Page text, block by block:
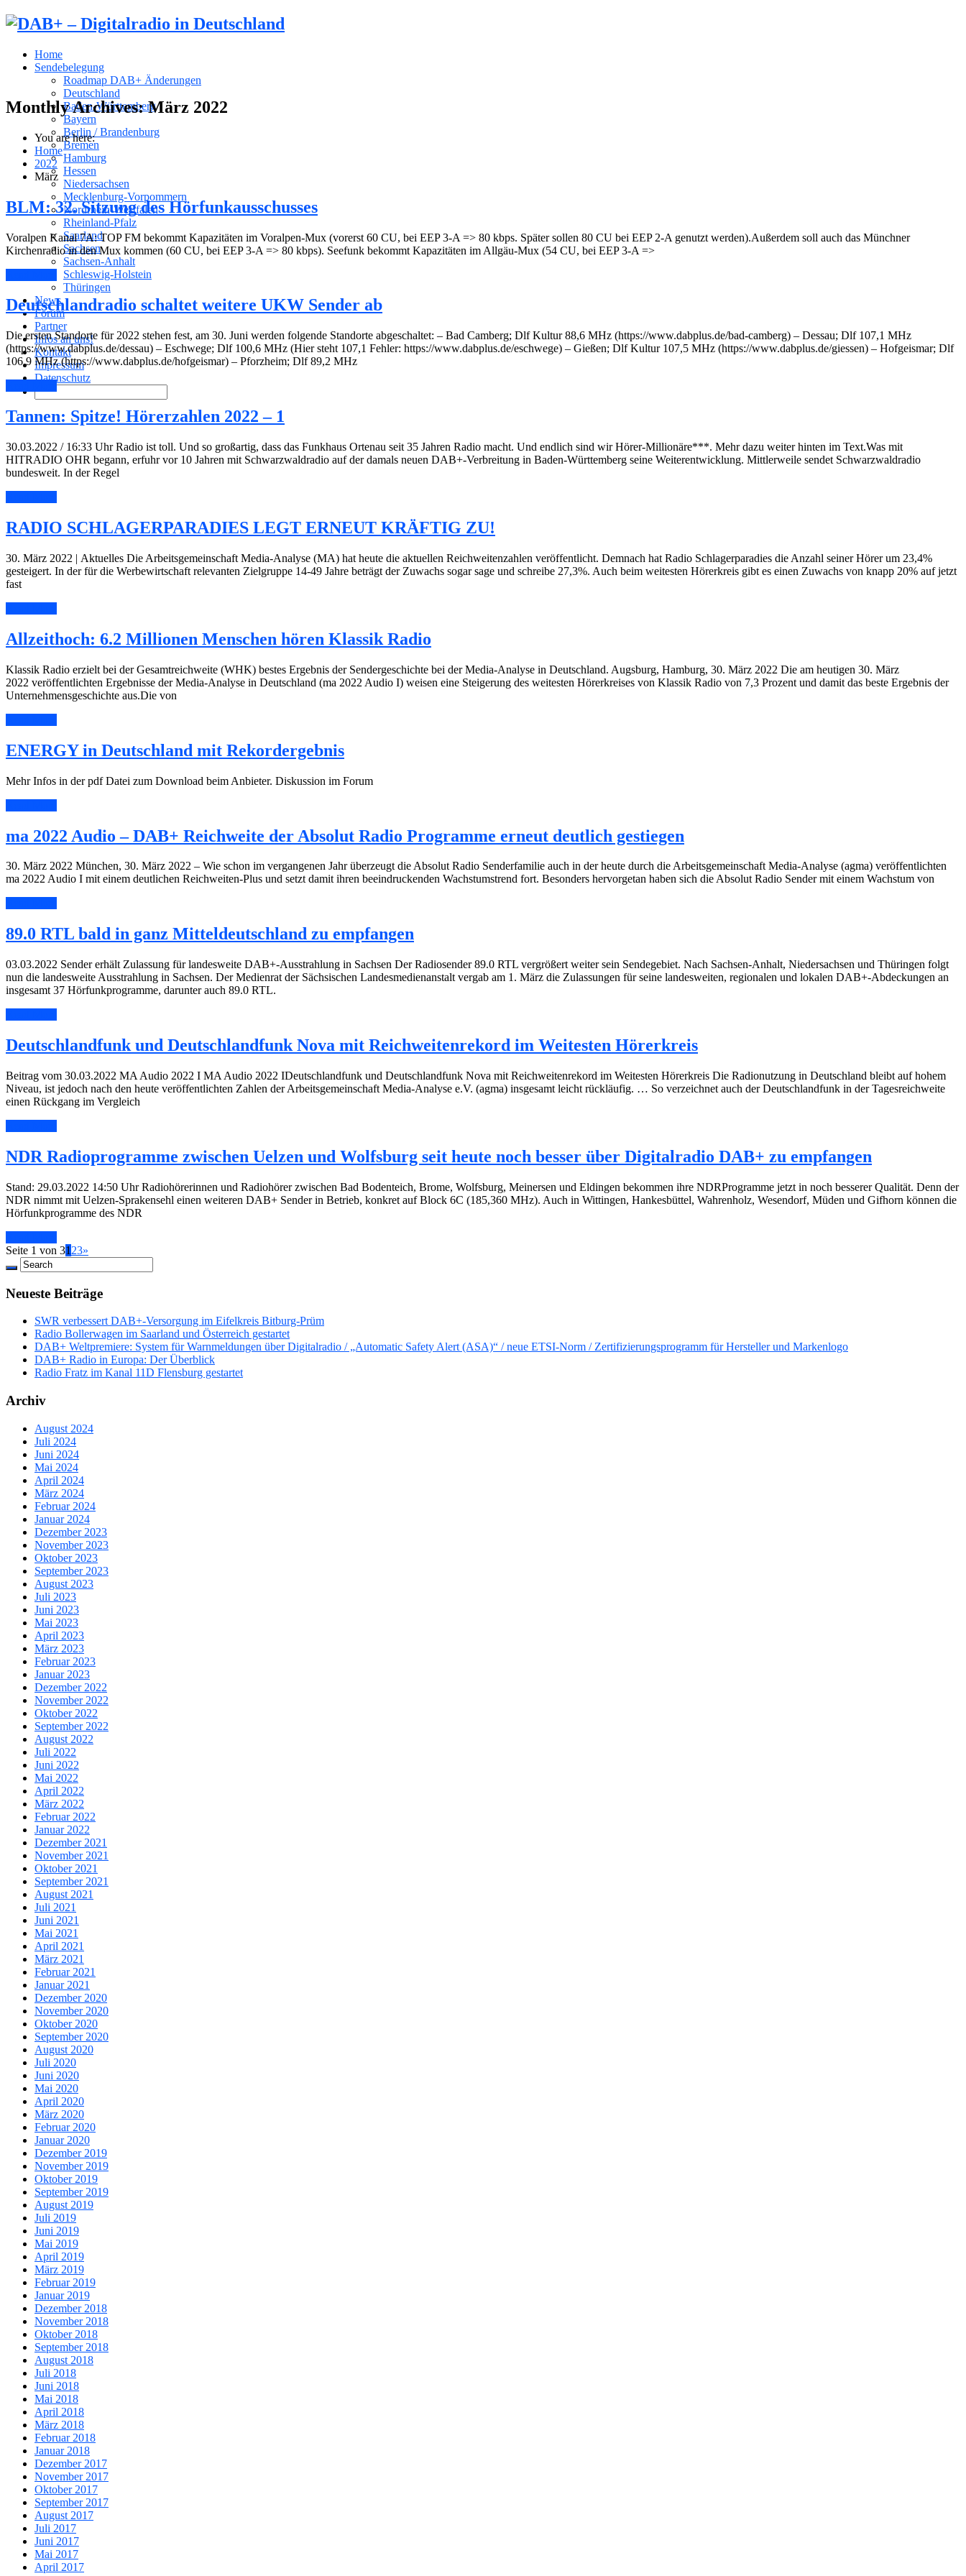
Home
Sendebelegung
Roadmap DAB+ Änderungen
Deutschland
Baden-Württemberg
Bayern
Berlin / Brandenburg
Bremen
Hamburg
Hessen
Niedersachsen
Mecklenburg-Vorpommern
Nordrhein-Westfalen
Rheinland-Pfalz
Saarland
Sachsen
Sachsen-Anhalt
Schleswig-Holstein
Thüringen
News
Forum
Partner
Infos an uns!
Kontakt
Impressum
Datenschutz
Monthly Archives:März 2022
You are here:
Home
2022
März
BLM: 32. Sitzung des Hörfunkausschusses
Voralpen Kanal 7A: TOP FM bekommt Kapazitäten im Voralpen-Mux (vorerst 60 CU, bei EEP 3-A => 80 kbps. Später sollen 80 CU bei EEP 2-A genutzt werden).Außerdem soll auch das Münchner
Kirchenradio in den Mux kommen (60 CU, bei EEP 3-A => 80 kbps). Seefunk bekommt Kapazitäten im Allgäu-Mux (54 CU, bei EEP 3-A =>
Deutschlandradio schaltet weitere UKW Sender ab
Die ersten Standorte für 2022 stehen fest, am 30. Juni werden folgende Standorte abgeschaltet: – Bad Camberg; Dlf Kultur 88,6 MHz (https://www.dabplus.de/bad-camberg) – Dessau; Dlf 107,1 MHz
(https://www.dabplus.de/dessau) – Eschwege; Dlf 100,6 MHz (Hier steht 107,1 Fehler: https://www.dabplus.de/eschwege) – Gießen; Dlf Kultur 107,5 MHz (https://www.dabplus.de/giessen) – Hofgeismar; Dlf
106,9 MHz (https://www.dabplus.de/hofgeismar) – Pforzheim; Dlf 89,2 MHz
Tannen: Spitze! Hörerzahlen 2022 – 1
30.03.2022 / 16:33 Uhr Radio ist toll. Und so großartig, dass das Funkhaus Ortenau seit 35 Jahren Radio macht. Und endlich sind wir Hörer-Millionäre***. Mehr dazu weiter hinten im Text.Was mit
HITRADIO OHR begann, erfuhr vor 10 Jahren mit Schwarzwaldradio auf der damals neuen DAB+-Verbreitung in Baden-Württemberg seine Weiterentwicklung. Mittlerweile sendet Schwarzwaldradio
bundesweit. In der Regel
RADIO SCHLAGERPARADIES LEGT ERNEUT KRÄFTIG ZU!
30. März 2022 | Aktuelles Die Arbeitsgemeinschaft Media-Analyse (MA) hat heute die aktuellen Reichweitenzahlen veröffentlicht. Demnach hat Radio Schlagerparadies die Anzahl seiner Hörer um 23,4%
gesteigert. In der für die Werbewirtschaft relevanten Zielgruppe 14-49 Jahre beträgt der Zuwachs sogar sage und schreibe 27,3%. Auch beim weitesten Hörerkreis gibt es einen Zuwachs von knapp 20% auf jetzt
fast
Allzeithoch: 6.2 Millionen Menschen hören Klassik Radio
Klassik Radio erzielt bei der Gesamtreichweite (WHK) bestes Ergebnis der Sendergeschichte bei der Media-Analyse in Deutschland. Augsburg, Hamburg, 30. März 2022 Die am heutigen 30. März
2022 veröffentlichten Ergebnisse der Media-Analyse in Deutschland (ma 2022 Audio I) weisen eine Steigerung des weitesten Hörerkreises von Klassik Radio von 7,3 Prozent und damit das beste Ergebnis der
Unternehmensgeschichte aus.Die von
ENERGY in Deutschland mit Rekordergebnis
Mehr Infos in der pdf Datei zum Download beim Anbieter. Diskussion im Forum
ma 2022 Audio – DAB+ Reichweite der Absolut Radio Programme erneut deutlich gestiegen
30. März 2022 München, 30. März 2022 – Wie schon im vergangenen Jahr überzeugt die Absolut Radio Senderfamilie auch in der heute durch die Arbeitsgemeinschaft Media-Analyse (agma) veröffentlichten
ma 2022 Audio I mit einem deutlichen Reichweiten-Plus und setzt damit ihren beeindruckenden Wachstumstrend fort. Besonders hervorgetan haben sich die Absolut Radio Sender mit einem Wachstum von
89.0 RTL bald in ganz Mitteldeutschland zu empfangen
03.03.2022 Sender erhält Zulassung für landesweite DAB+-Ausstrahlung in Sachsen Der Radiosender 89.0 RTL vergrößert weiter sein Sendegebiet. Nach Sachsen-Anhalt, Niedersachsen und Thüringen folgt
nun die landesweite Ausstrahlung in Sachsen. Der Medienrat der Sächsischen Landesmedienanstalt vergab am 1. März die Zulassungen für seine landesweiten, regionalen und lokalen DAB+-Abdeckungen an
insgesamt 37 Hörfunkprogramme, darunter auch 89.0 RTL.
Deutschlandfunk und Deutschlandfunk Nova mit Reichweitenrekord im Weitesten Hörerkreis
Beitrag vom 30.03.2022 MA Audio 2022 I MA Audio 2022 IDeutschlandfunk und Deutschlandfunk Nova mit Reichweitenrekord im Weitesten Hörerkreis Die Radionutzung in Deutschland bleibt auf hohem
Niveau, ist jedoch nach den heute veröffentlichten Zahlen der Arbeitsgemeinschaft Media-Analyse e.V. (agma) insgesamt leicht rückläufig. … So verzeichnet auch der Deutschlandfunk in der Tagesreichweite
einen Rückgang im Vergleich
NDR Radioprogramme zwischen Uelzen und Wolfsburg seit heute noch besser über Digitalradio DAB+ zu empfangen
Stand: 29.03.2022 14:50 Uhr Radiohörerinnen und Radiohörer zwischen Bad Bodenteich, Brome, Wolfsburg, Meinersen und Eldingen bekommen ihre NDRProgramme jetzt in noch besserer Qualität. Denn der
NDR nimmt mit Uelzen-Sprakensehl einen weiteren DAB+ Sender in Betrieb, konkret auf Block 6C (185,360 MHz). Auch in Wittingen, Hankesbüttel, Wahrenholz, Wesendorf, Müden und Gifhorn können die
Hörfunkprogramme des NDR
Seite 1 von 31 23»
Neueste Beiträge
SWR verbessert DAB+-Versorgung im Eifelkreis Bitburg-Prüm
Radio Bollerwagen im Saarland und Österreich gestartet
DAB+ Weltpremiere: System für Warnmeldungen über Digitalradio / „Automatic Safety Alert (ASA)“ / neue ETSI-Norm / Zertifizierungsprogramm für Hersteller und Markenlogo
DAB+ Radio in Europa: Der Überblick
Radio Fratz im Kanal 11D Flensburg gestartet
Archiv
August 2024
Juli 2024
Juni 2024
Mai 2024
April 2024
März 2024
Februar 2024
Januar 2024
Dezember 2023
November 2023
Oktober 2023
September 2023
August 2023
Juli 2023
Juni 2023
Mai 2023
April 2023
März 2023
Februar 2023
Januar 2023
Dezember 2022
November 2022
Oktober 2022
September 2022
August 2022
Juli 2022
Juni 2022
Mai 2022
April 2022
März 2022
Februar 2022
Januar 2022
Dezember 2021
November 2021
Oktober 2021
September 2021
August 2021
Juli 2021
Juni 2021
Mai 2021
April 2021
März 2021
Februar 2021
Januar 2021
Dezember 2020
November 2020
Oktober 2020
September 2020
August 2020
Juli 2020
Juni 2020
Mai 2020
April 2020
März 2020
Februar 2020
Januar 2020
Dezember 2019
November 2019
Oktober 2019
September 2019
August 2019
Juli 2019
Juni 2019
Mai 2019
April 2019
März 2019
Februar 2019
Januar 2019
Dezember 2018
November 2018
Oktober 2018
September 2018
August 2018
Juli 2018
Juni 2018
Mai 2018
April 2018
März 2018
Februar 2018
Januar 2018
Dezember 2017
November 2017
Oktober 2017
September 2017
August 2017
Juli 2017
Juni 2017
Mai 2017
April 2017